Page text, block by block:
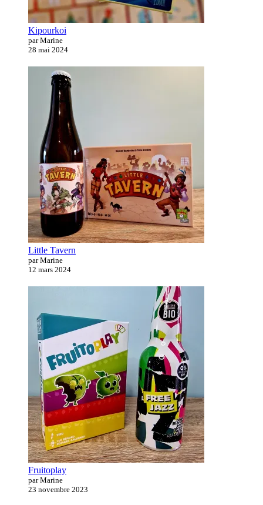
Kipourkoi
par Marine
28 mai 2024
Little Tavern
par Marine
12 mars 2024
Fruitoplay
par Marine
23 novembre 2023